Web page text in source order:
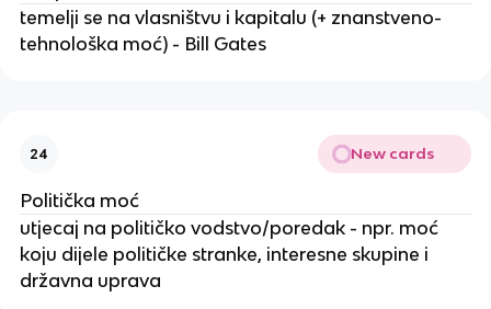
temelji se na vlasništvu i kapitalu (+ znanstveno-
tehnološka moć) - Bill Gates
24 New cards
Politička moć
utjecaj na političko vodstvo/poredak - npr. moć
koju dijele političke stranke, interesne skupine i
državna uprava